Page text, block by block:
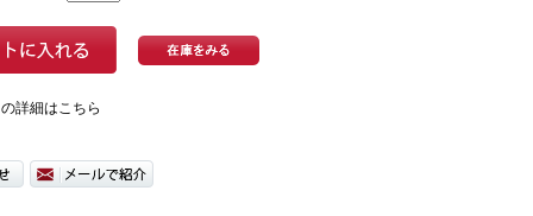
詳細はこちら